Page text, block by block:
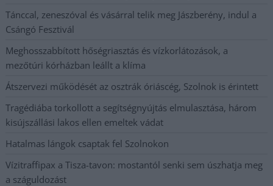
Tánccal, zeneszóval és vásárral telik meg Jászberény, indul a
Csángó Fesztivál
Meghosszabbított hőségriasztás és vízkorlátozások, a
mezőtúri kórházban leállt a klíma
Átszervezi működését az osztrák óriáscég, Szolnok is érintett
Tragédiába torkollott a segítségnyújtás elmulasztása, három
kisújszállási lakos ellen emeltek vádat
Hatalmas lángok csaptak fel Szolnokon
Vízitraffipax a Tisza-tavon: mostantól senki sem úszhatja meg
a száguldozást